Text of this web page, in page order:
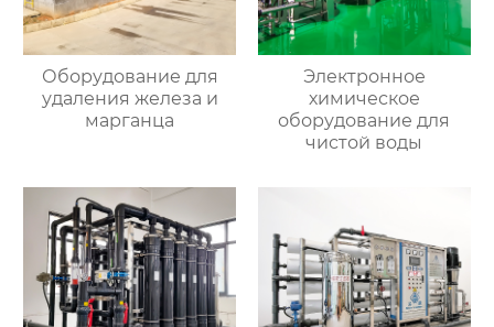
Оборудование для
удаления железа и
марганца
Электронное
химическое
оборудование для
чистой воды